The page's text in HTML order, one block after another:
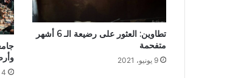
تطاوين: العثور على رضيعة الـ 6 أشهر
متفحمة
9 يونيو، 2021
4 يناير، 2024